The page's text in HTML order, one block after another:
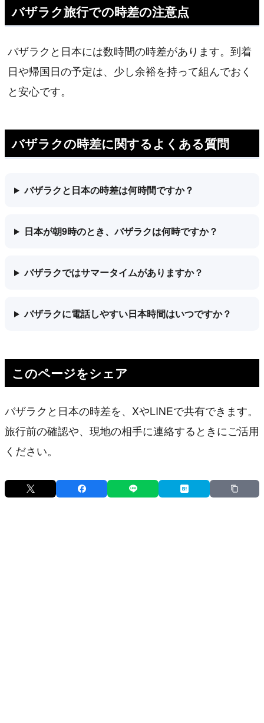
バザラク旅行での時差の注意点
バザラクと日本には数時間の時差があります。到着
日や帰国日の予定は、少し余裕を持って組んでおく
と安心です。
バザラクの時差に関するよくある質問
バザラクと日本の時差は何時間ですか？
日本が朝9時のとき、バザラクは何時ですか？
バザラクではサマータイムがありますか？
バザラクに電話しやすい日本時間はいつですか？
このページをシェア
バザラクと日本の時差を、XやLINEで共有できます。
旅行前の確認や、現地の相手に連絡するときにご活用
ください。